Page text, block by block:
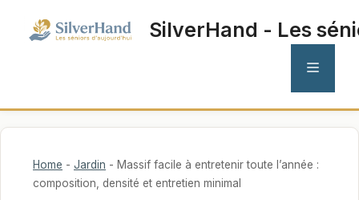
SilverHand - Les
MENU
Home - Jardin - Massif facile à entretenir toute l’année :
composition, densité et entretien minimal